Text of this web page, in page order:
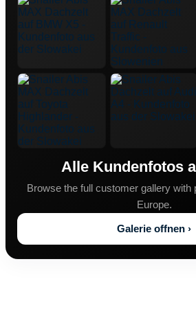
Alle Kundenfotos
Browse the full customer gallery with
Europe.
Galerie offnen ›